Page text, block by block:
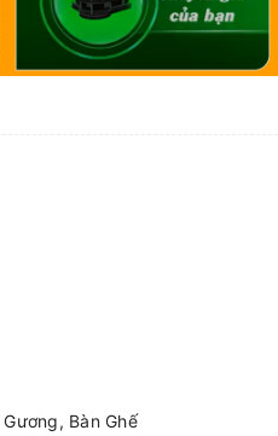
Bàn Ghế